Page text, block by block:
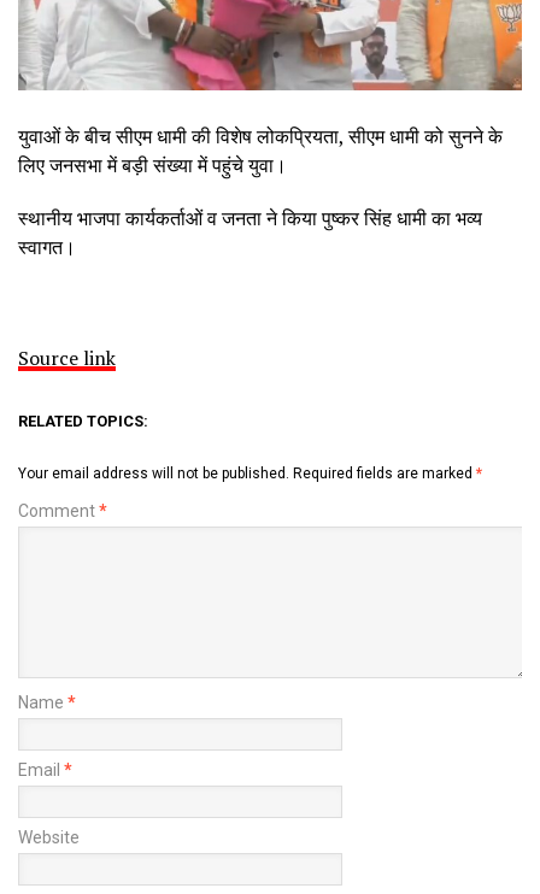
युवाओं के बीच सीएम धामी की विशेष लोकप्रियता, सीएम धामी को सुनने के
लिए जनसभा में बड़ी संख्या में पहुंचे युवा।
स्थानीय भाजपा कार्यकर्ताओं व जनता ने किया पुष्कर सिंह धामी का भव्य
स्वागत।
Source link
RELATED TOPICS:
Your email address will not be published. Required fields are marked *
Comment*
Name *
Email *
Website